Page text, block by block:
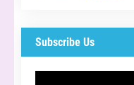
Subscribe Us